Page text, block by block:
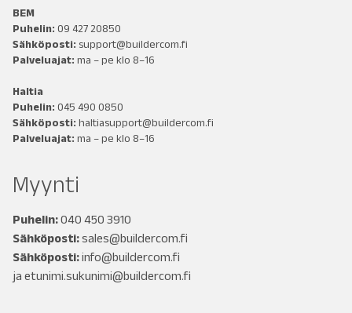
BEM
Puhelin: 09 427 20850
Sähköposti: support@buildercom.fi
Palveluajat: ma – pe klo 8–16
Haltia
Puhelin: 045 490 0850
Sähköposti: haltiasupport@buildercom.fi
Palveluajat: ma – pe klo 8–16
Myynti
Puhelin:040 450 3910
Sähköposti:sales@buildercom.fi
Sähköposti:info@buildercom.fi
ja etunimi.sukunimi@buildercom.fi